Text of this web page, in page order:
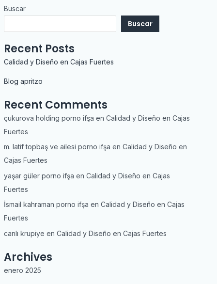
Buscar
Buscar
Recent Posts
Calidad y Diseño en Cajas Fuertes
Blog apritzo
Recent Comments
çukurova holding porno ifşa en Calidad y Diseño en Cajas
Fuertes
m. latif topbaş ve ailesi porno ifşa en Calidad y Diseño en
Cajas Fuertes
yaşar güler porno ifşa en Calidad y Diseño en Cajas
Fuertes
İsmail kahraman porno ifşa en Calidad y Diseño en Cajas
Fuertes
canlı krupiye en Calidad y Diseño en Cajas Fuertes
Archives
enero 2025